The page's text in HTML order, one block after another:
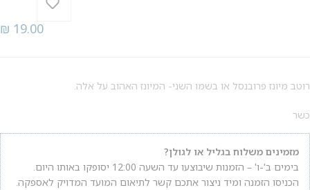
19.00
₪
רוטב מיונז פרובנסל או בשמו השני- המיונז האהוב על אלה.
כשר
מזמינים משלוח בגליל או לגולן?
בימים ב'-ו' – הזמנות שיבוצעו עד השעה 12:00 יסופקו באותו היום.
הכניסו הזמנה ומיד ניצור אתכם קשר לתיאום המועד המדויק לאספקה.